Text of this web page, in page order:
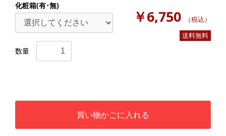
￥6,750
（税込）
送料無料
化粧箱(有･無)
数量
買い物かごに入れる